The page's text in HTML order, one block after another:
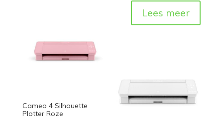
Lees meer
Cameo 4 Silhouette
Plotter Roze